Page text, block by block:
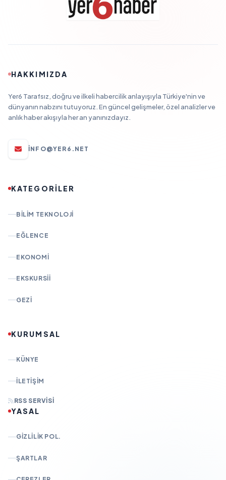
HAKKIMIZDA
Yer6 Tarafsız, doğru ve ilkeli habercilik anlayışıyla Türkiye'nin ve
dünyanın nabzını tutuyoruz. En güncel gelişmeler, özel analizler ve
anlık haber akışıyla her an yanınızdayız.
INFO@YER6.NET
KATEGORİLER
BILIM TEKNOLOJI
EĞLENCE
EKONOMI
EKSKURSII
GEZI
KURUMSAL
KÜNYE
İLETIŞIM
RSS SERVISI
YASAL
GIZLILIK POL.
ŞARTLAR